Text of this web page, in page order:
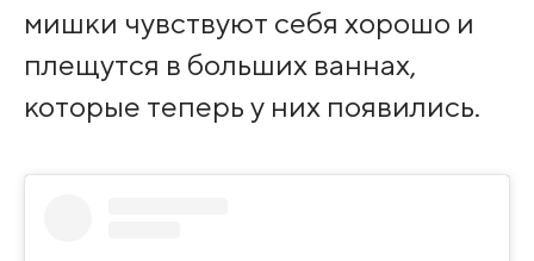
мишки чувствуют себя хорошо и
плещутся в больших ваннах,
которые теперь у них появились.